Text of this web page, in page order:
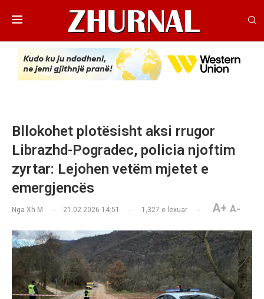
Bllokohet plotësisht aksi rrugor
Librazhd-Pogradec, policia njoftim
zyrtar: Lejohen vetëm mjetet e
emergjencës
Nga Xh M 21.02.2026 14:51 1,327 e lexuar A+ A-